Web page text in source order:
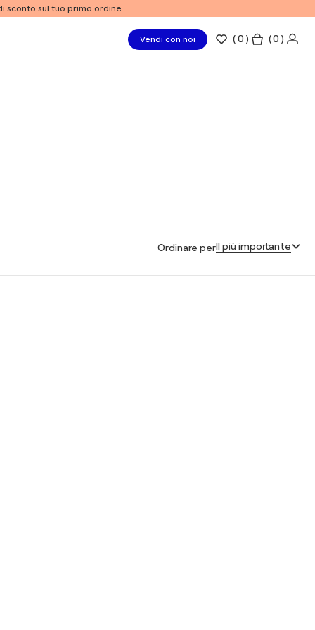
sconto sul tuo primo ordine
Vendi con noi (0 ) ( 0 )
Ordinare perIl più importante